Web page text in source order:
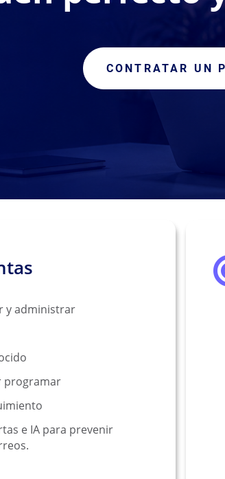
CONTRATAR UN
y administrar
programar
e IA para prevenir